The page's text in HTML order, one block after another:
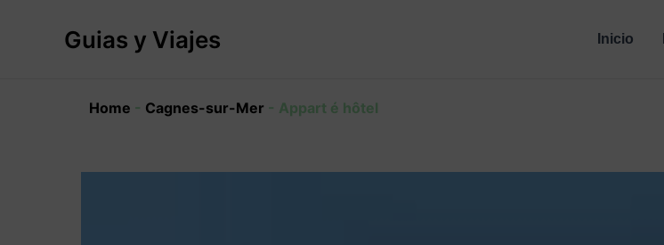
Guias y Viajes Inicio
Home - Cagnes-sur-Mer - Appart é hôtel